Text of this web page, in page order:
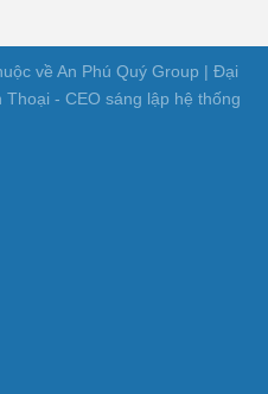
về An Phú Quý Group | Đại
- CEO sáng lập hệ thống